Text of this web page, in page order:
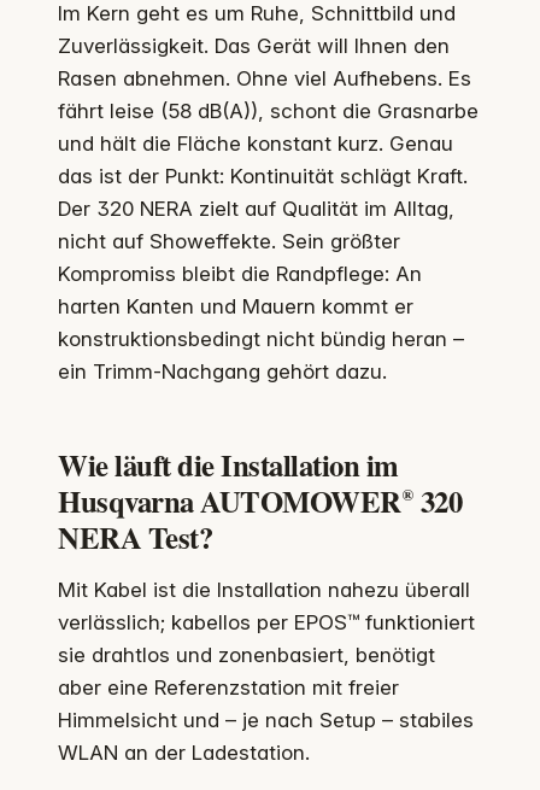
Im Kern geht es um Ruhe, Schnittbild und
Zuverlässigkeit. Das Gerät will Ihnen den
Rasen abnehmen. Ohne viel Aufhebens. Es
fährt leise (58 dB(A)), schont die Grasnarbe
und hält die Fläche konstant kurz. Genau
das ist der Punkt: Kontinuität schlägt Kraft.
Der 320 NERA zielt auf Qualität im Alltag,
nicht auf Showeffekte. Sein größter
Kompromiss bleibt die Randpflege: An
harten Kanten und Mauern kommt er
konstruktionsbedingt nicht bündig heran –
ein Trimm-Nachgang gehört dazu.
Wie läuft die Installation im
Husqvarna AUTOMOWER® 320
NERA Test?
Mit Kabel ist die Installation nahezu überall
verlässlich; kabellos per EPOS™ funktioniert
sie drahtlos und zonenbasiert, benötigt
aber eine Referenzstation mit freier
Himmelsicht und – je nach Setup – stabiles
WLAN an der Ladestation.